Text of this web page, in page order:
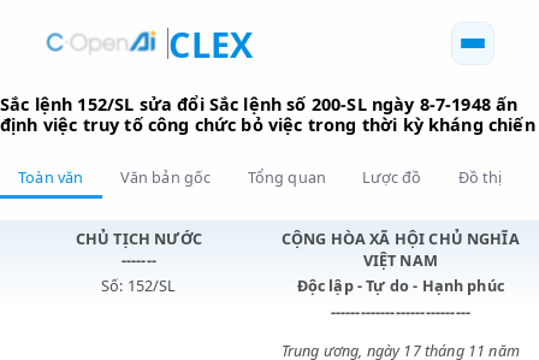
CLEX
Sắc lệnh 152/SL sửa đổi Sắc lệnh số 200-SL ngày 8-7-
định việc truy tố công chức bỏ việc trong thời kỳ
Toàn văn
CHỦ TỊCH NƯỚC
-------
CỘNG HÒA XÃ HỘI CHỦ
VIỆT NAM
Độc lập - Tự do - Hạnh
----------------------------